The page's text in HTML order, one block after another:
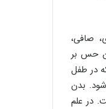
صافی،
حس بر
در طفل
بدن
در علم